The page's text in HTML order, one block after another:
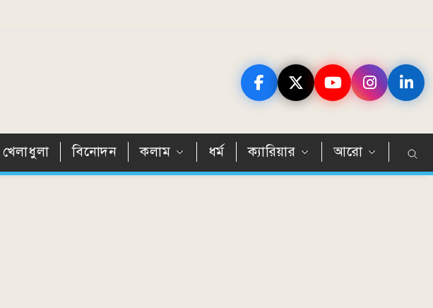
খেলাধুলা বিনোদন কলাম ধর্ম ক্যারিয়ার আরো